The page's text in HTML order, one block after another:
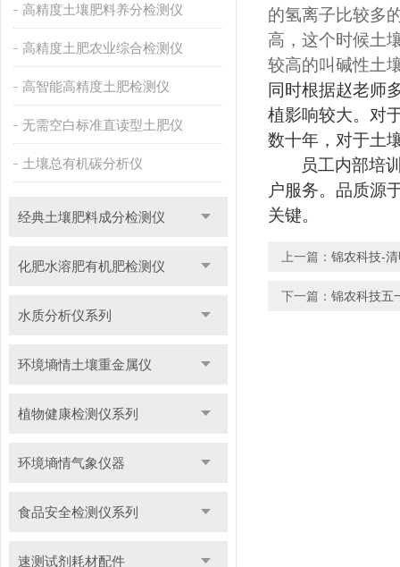
高精度土壤肥料养分检测仪
高精度土肥农业综合检测仪
高智能高精度土肥检测仪
无需空白标准直读型土肥仪
土壤总有机碳分析仪
经典土壤肥料成分检测仪
化肥水溶肥有机肥检测仪
水质分析仪系列
环境墒情土壤重金属仪
植物健康检测仪系列
环境墒情气象仪器
食品安全检测仪系列
速测试剂耗材配件
的氢离子比较多
高，这个时候土
较高的叫碱性土
同时根据赵老师
植影响较大。对
数十年，对于土
员工内部培
户服务。品质源
关键。
上一篇： 锦农科技-
下一篇： 锦农科技五